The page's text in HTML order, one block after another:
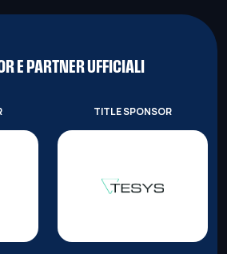
E PARTNER UFFICIALI
TITLE SPONSOR